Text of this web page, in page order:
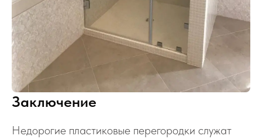
Заключение
Недорогие пластиковые перегородки служат